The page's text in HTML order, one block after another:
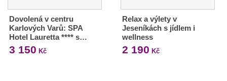
Dovolená v centru
Karlových Varů: SPA
Hotel Lauretta **** s…
3 150 Kč
Relax a výlety v
Jeseníkách s jídlem i
wellness
2 190 Kč